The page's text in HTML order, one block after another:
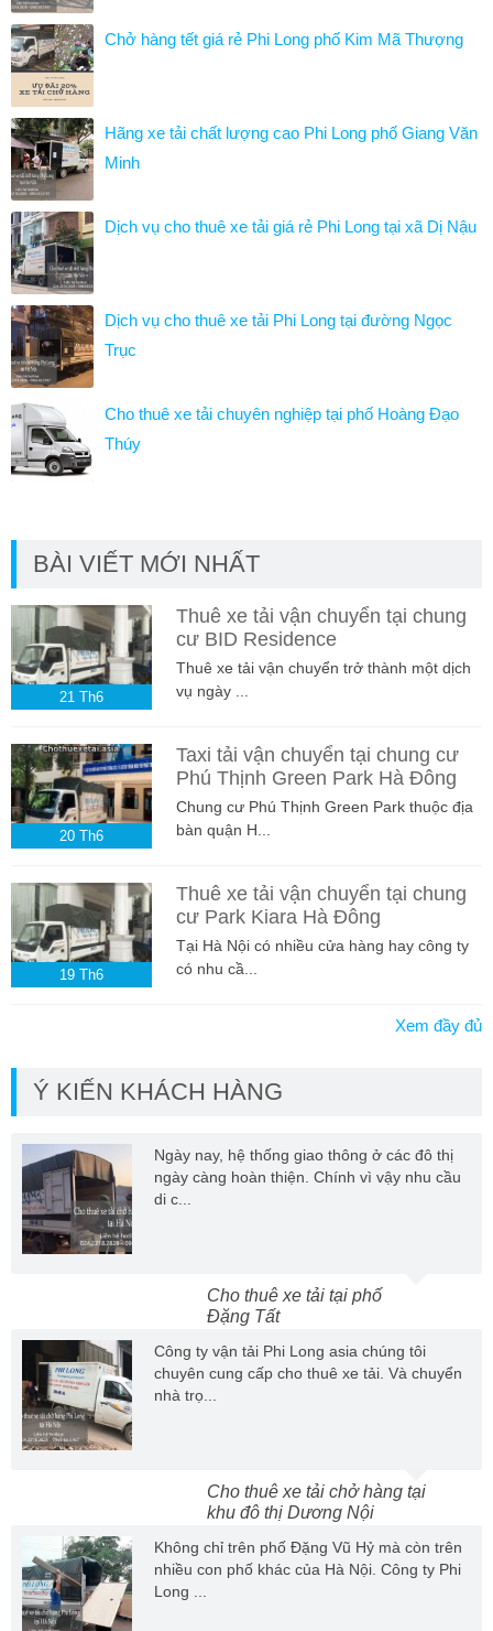
Chở hàng tết giá rẻ Phi Long phố Kim Mã Thượng
Hãng xe tải chất lượng cao Phi Long phố Giang Văn
Minh
Dịch vụ cho thuê xe tải giá rẻ Phi Long tại xã Dị Nậu
Dịch vụ cho thuê xe tải Phi Long tại đường Ngọc
Trục
Cho thuê xe tải chuyên nghiệp tại phố Hoàng Đạo
Thúy
BÀI VIẾT MỚI NHẤT
21 Th6
Thuê xe tải vận chuyển tại chung
cư BID Residence
Thuê xe tải vận chuyển trở thành một dịch
vụ ngày ...
20 Th6
Taxi tải vận chuyển tại chung cư
Phú Thịnh Green Park Hà Đông
Chung cư Phú Thịnh Green Park thuộc địa
bàn quận H...
19 Th6
Thuê xe tải vận chuyển tại chung
cư Park Kiara Hà Đông
Tại Hà Nội có nhiều cửa hàng hay công ty
có nhu cầ...
Xem đầy đủ
Ý KIẾN KHÁCH HÀNG
Ngày nay, hệ thống giao thông ở các đô thị
ngày càng hoàn thiện. Chính vì vậy nhu cầu
di c...
Cho thuê xe tải tại phố
Đặng Tất
Công ty vận tải Phi Long asia chúng tôi
chuyên cung cấp cho thuê xe tải. Và chuyển
nhà trọ...
Cho thuê xe tải chở hàng tại
khu đô thị Dương Nội
Không chỉ trên phố Đặng Vũ Hỷ mà còn trên
nhiều con phố khác của Hà Nội. Công ty Phi
Long ...